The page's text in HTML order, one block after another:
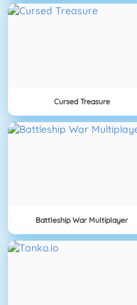
Cursed Treasure
Battleship War Multiplayer